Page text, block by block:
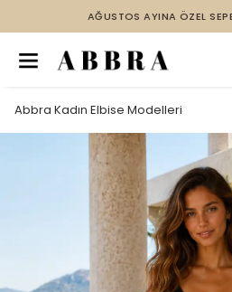
AĞUSTOS AYINA ÖZEL
Abbra Kadın Elbise Modelleri